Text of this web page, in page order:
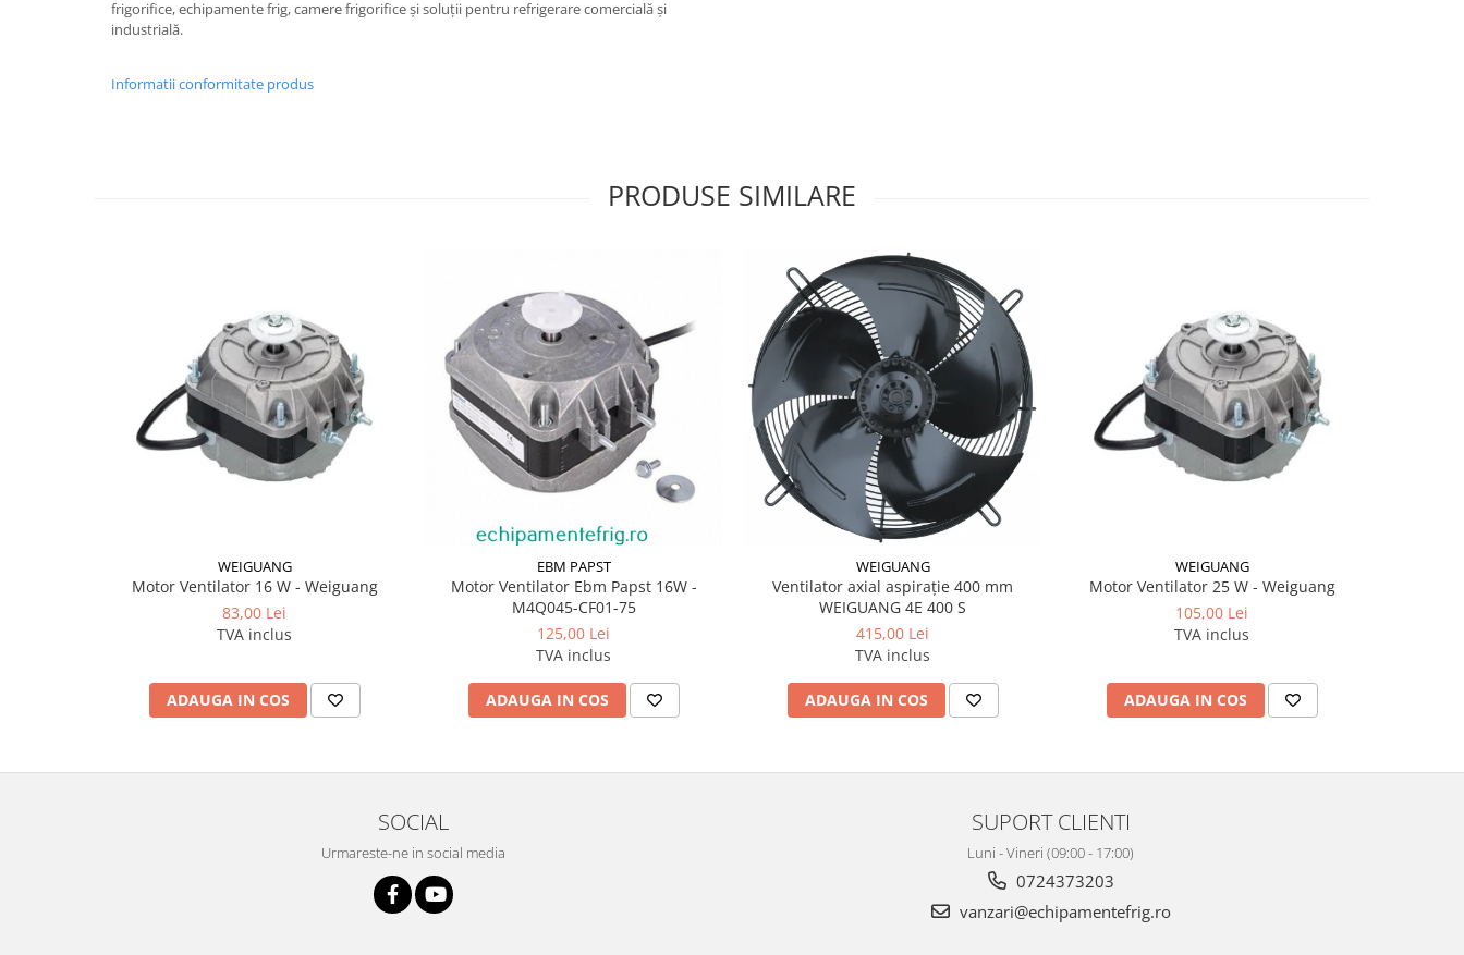
frigorifice, echipamente frig, camere frigorifice și soluții pentru refrigerare comercială și
industrială.
Informatii conformitate produs
PRODUSE SIMILARE
WEIGUANG
Motor Ventilator 16 W - Weiguang
83,00 Lei
TVA inclus
ADAUGA IN COS
EBM PAPST
Motor Ventilator Ebm Papst 16W -
M4Q045-CF01-75
125,00 Lei
TVA inclus
ADAUGA IN COS
WEIGUANG
Ventilator axial aspirație 400 mm
WEIGUANG 4E 400 S
415,00 Lei
TVA inclus
ADAUGA IN COS
WEIGUANG
Motor Ventilator 25 W - Weiguang
105,00 Lei
TVA inclus
ADAUGA IN COS
SOCIAL
Urmareste-ne in social media
SUPORT CLIENTI
Luni - Vineri (09:00 - 17:00)
0724373203
vanzari@echipamentefrig.ro